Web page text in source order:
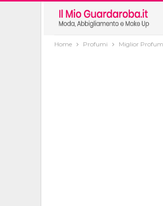
Home Profumi Miglior